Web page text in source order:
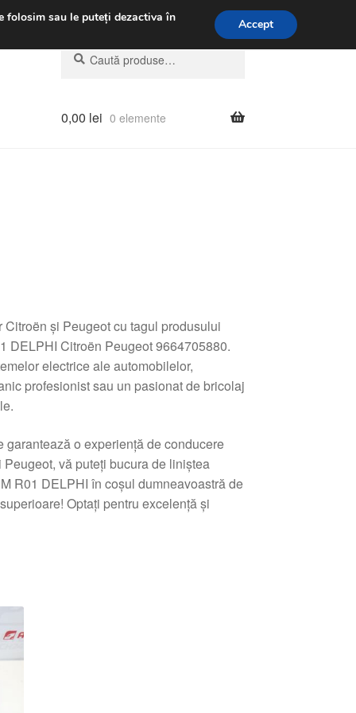
031 229 6816
Caută
după:
Caută
0,00 lei 0 elemente
și Peugeot cu tagul produsului
DELPHI Citroën Peugeot 9664705880.
electrice ale automobilelor,
profesionist sau un pasionat de bricolaj
o experiență de conducere
vă puteți bucura de liniștea
R01 DELPHI în coșul dumneavoastră de
Optați pentru excelență și
folosim sau le puteți dezactiva în
Accept